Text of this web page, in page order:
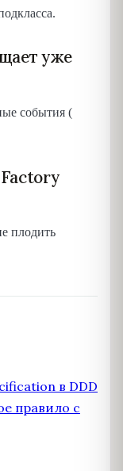
уже
события (
плодить
в DDD
правило с